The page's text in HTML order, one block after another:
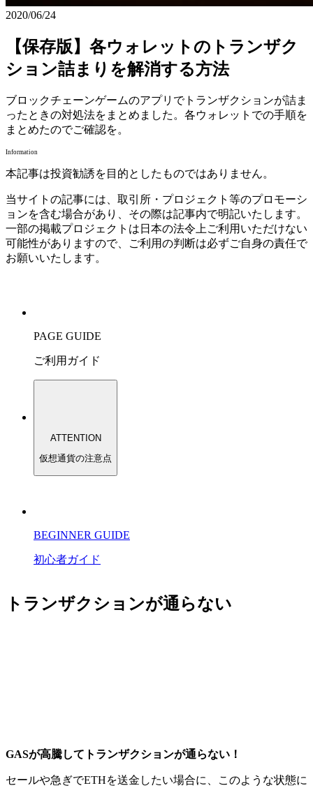
2020/06/24
【保存版】各ウォレットのトランザク
ション詰まりを解消する方法
ブロックチェーンゲームのアプリでトランザクションが詰ま
ったときの対処法をまとめました。各ウォレットでの手順を
まとめたのでご確認を。
Information
本記事は投資勧誘を目的としたものではありません。
当サイトの記事には、取引所・プロジェクト等のプロモーシ
ョンを含む場合があり、その際は記事内で明記いたします。
一部の掲載プロジェクトは日本の法令上ご利用いただけない
可能性がありますので、ご利用の判断は必ずご自身の責任で
お願いいたします。
PAGE GUIDE
ご利用ガイド
ATTENTION
仮想通貨の注意点
BEGINNER GUIDE
初心者ガイド
トランザクションが通らない
GASが高騰してトランザクションが通らない！
セールや急ぎでETHを送金したい場合に、このような状態に